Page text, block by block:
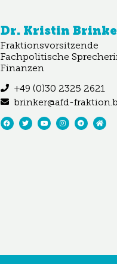
Dr. Kristin
Fraktionsvorsitzende
Fachpolitische
Finanzen
+49 (0)30 2325 2621
brinker@afd-